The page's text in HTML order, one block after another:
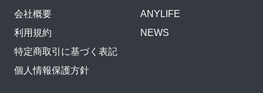
会社概要
利用規約
特定商取引に基づく表記
個人情報保護方針
ANYLIFE
NEWS